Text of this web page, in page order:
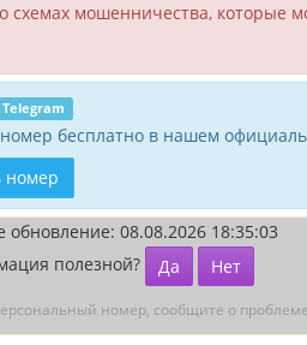
схемах мошенни­чества, кото­рые
бесплатно в нашем
номер
обновление: 08.08.2026 18:35:03
полезной?
Да Нет
номер, сообщите о проблеме